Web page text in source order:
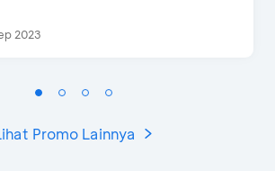
2023
Promo Lainnya